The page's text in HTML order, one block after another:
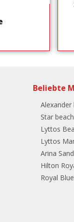
Beliebte
Alexander
Star
Lyttos
Lyttos
Arina
Hilton
Royal